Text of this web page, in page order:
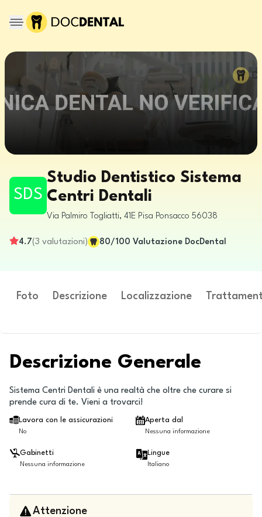
SDS
Studio Dentistico Sistema
Centri Dentali
Via Palmiro Togliatti, 41E Pisa Ponsacco 56038
4.7(3 valutazioni) 80/100 Valutazione DocDental
Foto Descrizione Localizzazione
Descrizione Generale
Sistema Centri Dentali è una realtà che oltre che curare si
prende cura di te. Vieni a trovarci!
Lavora con le assicurazioni
No
Aperta dal
Nessuna informazione
Gabinetti
Nessuna informazione
Lingue
Italiano
Attenzione